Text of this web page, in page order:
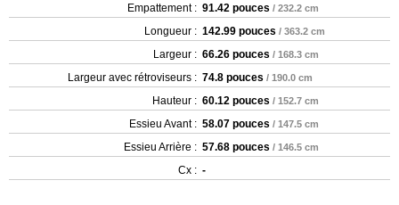
Empattement : 91.42 pouces / 232.2 cm
Longueur : 142.99 pouces / 363.2 cm
Largeur : 66.26 pouces / 168.3 cm
Largeur avec rétroviseurs : 74.8 pouces / 190.0 cm
Hauteur : 60.12 pouces / 152.7 cm
Essieu Avant : 58.07 pouces / 147.5 cm
Essieu Arrière : 57.68 pouces / 146.5 cm
Cx : -